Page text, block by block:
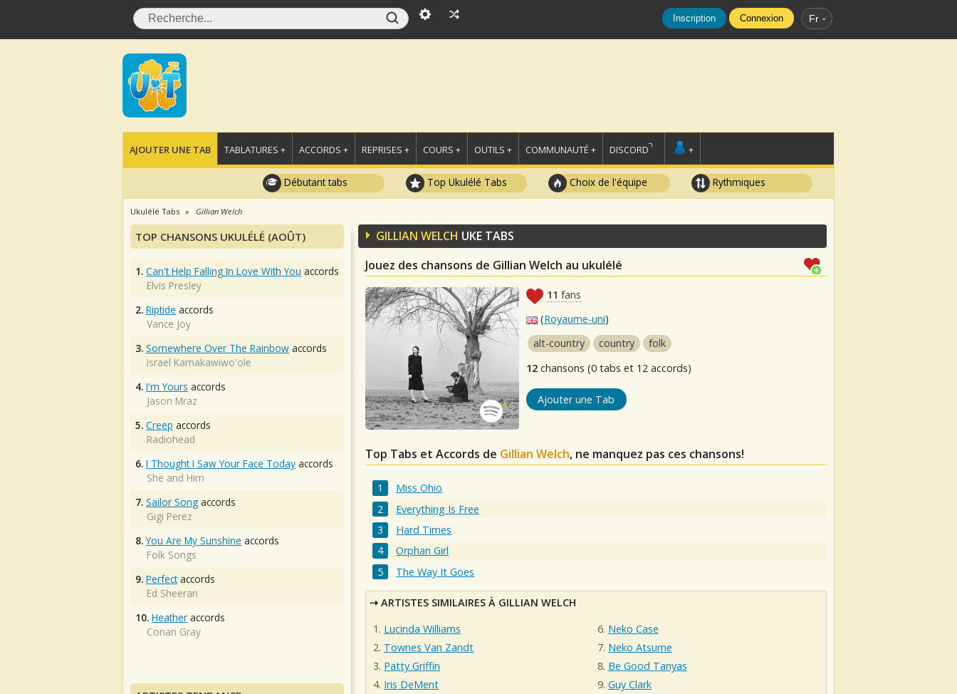
Inscription Connexion Fr
AJOUTER UNE TAB TABLATURES + ACCORDS + REPRISES + COURS + OUTILS + COMMUNAUTÉ + DISCORD +
Débutant tabs Top Ukulélé Tabs Choix de l'équipe Rythmiques
Ukulélé Tabs Gillian Welch
GILLIAN WELCH UKE TABS
Jouez des chansons de Gillian Welch au ukulélé
11 fans
(Royaume-uni)
alt-country
country
folk
12 chansons (0 tabs et 12 accords)
Ajouter une Tab
Top Tabs et Accords de Gillian Welch, ne manquez pas ces chansons!
Miss Ohio
Everything Is Free
Hard Times
Orphan Girl
The Way It Goes
ARTISTES SIMILAIRES À GILLIAN WELCH
Lucinda Williams
Townes Van Zandt
Patty Griffin
Iris DeMent
Neko Case
Neko Atsume
Be Good Tanyas
Guy Clark
TOP CHANSONS UKULÉLÉ (AOÛT)
1. Can't Help Falling In Love With You accords
Elvis Presley
2. Riptide accords
Vance Joy
3. Somewhere Over The Rainbow accords
Israel Kamakawiwo'ole
4. I'm Yours accords
Jason Mraz
5. Creep accords
Radiohead
6. I Thought I Saw Your Face Today accords
She and Him
7. Sailor Song accords
Gigi Perez
8. You Are My Sunshine accords
Folk Songs
9. Perfectaccords
Ed Sheeran
10. Heather accords
Conan Gray